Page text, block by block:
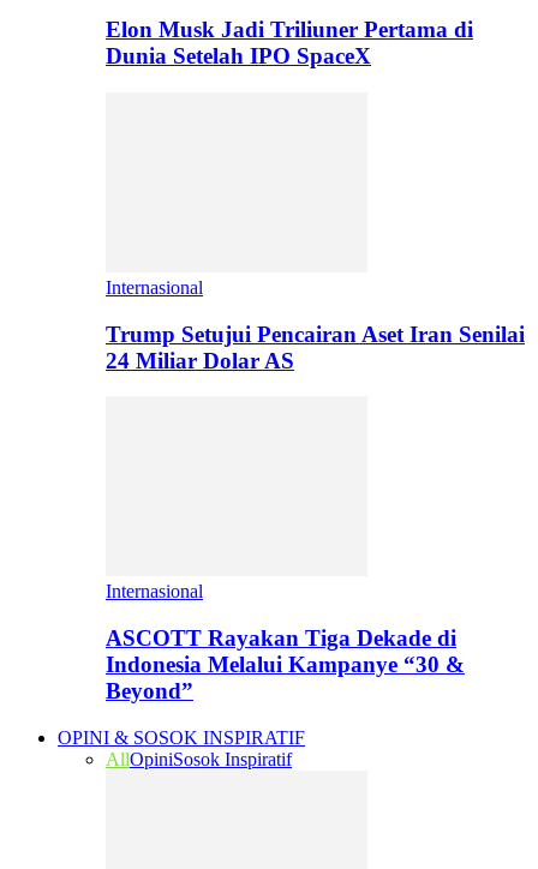
Elon Musk Jadi Triliuner Pertama di
Dunia Setelah IPO SpaceX
Internasional
Trump Setujui Pencairan Aset Iran Senilai
24 Miliar Dolar AS
Internasional
ASCOTT Rayakan Tiga Dekade di
Indonesia Melalui Kampanye “30 &
Beyond”
OPINI & SOSOK INSPIRATIF
AllOpiniSosok Inspiratif